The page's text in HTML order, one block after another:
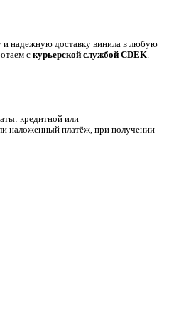
надежную доставку винила в любую
с курьерской службой CDEK
кредитной или
наложенный платёж, при получении